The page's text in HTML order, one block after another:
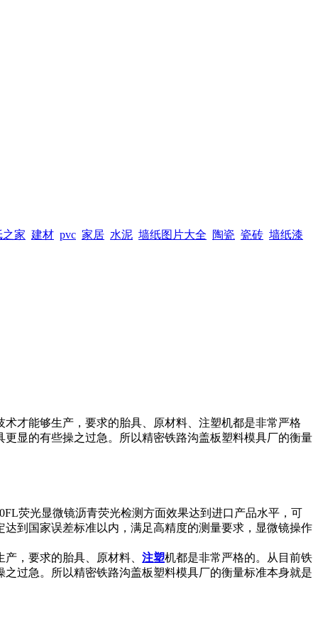
之家 建材 pvc 家居 水泥 墙纸图片大全 陶瓷 瓷砖 墙纸漆
才能够生产，要求的胎具、原材料、注塑机都是非常严格
显的有些操之过急。所以精密铁路沟盖板塑料模具厂的衡量
荧光显微镜沥青荧光检测方面效果达到进口产品水平，可
到国家误差标准以内，满足高精度的测量要求，显微镜操作
，要求的胎具、原材料、 注塑机都是非常严格的。从目前铁
过急。所以精密铁路沟盖板塑料模具厂的衡量标准本身就是